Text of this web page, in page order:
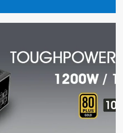
KIADJA AZ AI GENIUS-T
A SANDBERG BEMUTATJA ÚJ
BLUETOOTH AUDIÓ
ADAPTERÉT ÉS